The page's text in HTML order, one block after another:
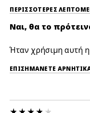
ΠΕΡΙΣΣΌΤΕΡΕΣ
Ναι, θα το
Ήταν χρήσιμη αυτή